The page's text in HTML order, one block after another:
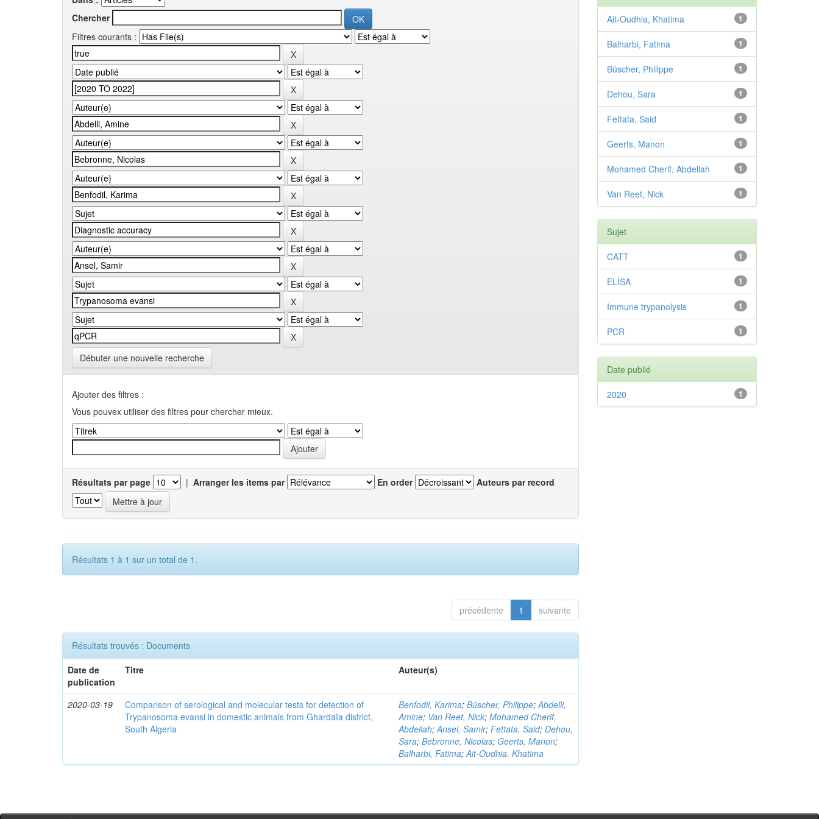
Chercher
Filtres courants :
Débuter une nouvelle recherche
Ajouter des filtres :
Vous pouvex utiliser des filtres pour chercher mieux.
Résultats par page | Arranger les items par En order Auteurs par record
Résultats 1 à 1 sur un total de 1.
précédente 1 suivante
Résultats trouvés : Documents
Date de
publication
Titre Auteur(s)
2020-03-19
Comparison of serological and molecular tests for detection of
Trypanosoma evansi in domestic animals from Ghardaïa district,
South Algeria
Benfodil, Karima;Büscher, Philippe;Abdelli,
Amine; Van Reet, Nick;Mohamed Cherif,
Abdellah;Ansel, Samir;Fettata, Said;Dehou,
Sara;Bebronne, Nicolas; Geerts, Manon;
Balharbi, Fatima;Ait-Oudhia, Khatima
1
Ait-Oudhia, Khatima
1
Balharbi, Fatima
1
Büscher, Philippe
1
Dehou, Sara
1
Fettata, Said
1
Geerts, Manon
1
Mohamed Cherif, Abdellah
1
Van Reet, Nick
Sujet
1
CATT
1
ELISA
1
Immune trypanolysis
1
PCR
Date publié
1
2020